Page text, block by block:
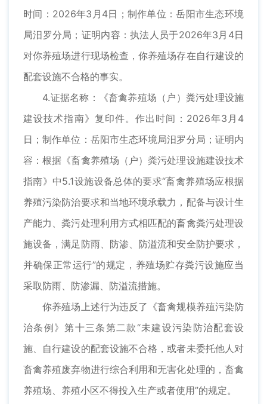
时间：2026年3月4日；制作单位：岳阳市生态环境
局汨罗分局；证明内容：执法人员于2026年3月4日
对你养殖场进行现场检查，你养殖场存在自行建设的
配套设施不合格的事实。
4.证据名称：《畜禽养殖场（户）粪污处理设施
建设技术指南》复印件。作出时间：2026年3月4
日；制作单位：岳阳市生态环境局汨罗分局；证明内
容：根据《畜禽养殖场（户）粪污处理设施建设技术
指南》中5.1设施设备总体的要求“畜禽养殖场应根据
养殖污染防治要求和当地环境承载力，配备与设计生
产能力、粪污处理利用方式相匹配的畜禽粪污处理设
施设备，满足防雨、防渗、防溢流和安全防护要求，
并确保正常运行”的规定，养殖场贮存粪污设施应当
采取防雨、防渗漏、防溢流措施。
你养殖场上述行为违反了《畜禽规模养殖污染防
治条例》第十三条第二款“未建设污染防治配套设
施、自行建设的配套设施不合格，或者未委托他人对
畜禽养殖废弃物进行综合利用和无害化处理的，畜禽
养殖场、养殖小区不得投入生产或者使用”的规定。